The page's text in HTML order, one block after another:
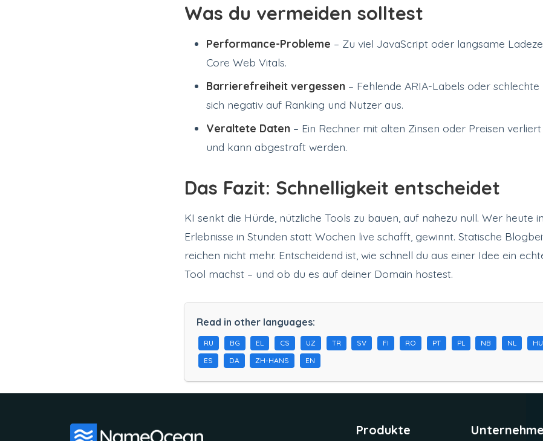
Was du vermeiden solltest
Performance-Probleme – Zu viel JavaScript oder langsame
Core Web Vitals.
Barrierefreiheit vergessen – Fehlende ARIA-Labels oder
sich negativ auf Ranking und Nutzer aus.
Veraltete Daten – Ein Rechner mit alten Zinsen oder Preisen
und kann abgestraft werden.
Das Fazit: Schnelligkeit entscheidet
KI senkt die Hürde, nützliche Tools zu bauen, auf nahezu null. Wer heute
Erlebnisse in Stunden statt Wochen live schafft, gewinnt. Statische
reichen nicht mehr. Entscheidend ist, wie schnell du aus einer Idee ein
Tool machst – und ob du es auf deiner Domain hostest.
Read in other languages:
RU BG EL CS UZ TR SV FI RO PT PL NB NL HU
ES
DA ZH-HANS EN
Produkte